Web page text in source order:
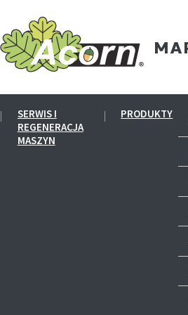
SERWIS I
REGENERACJA
MASZYN
PRODUKTY